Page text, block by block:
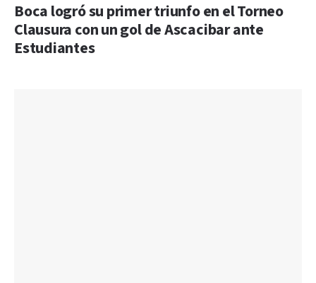
Boca logró su primer triunfo en el Torneo
Clausura con un gol de Ascacibar ante
Estudiantes